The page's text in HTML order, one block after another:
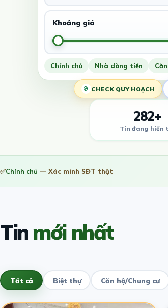
Khoảng giá
Chính chủ Nhà dòng tiền
CHECK QUY HOẠCH
282+
Tin đang hiển
✅Chính chủ — Xác minh SĐT thật
Tinmới nhất
Tất cả Biệt thự Căn hộ/Chung cư